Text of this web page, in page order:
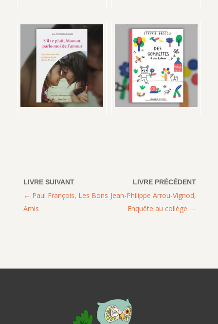
Jean-Philippe Arrou-Vignod,
Enquête au collège
Paul François, Les Bons
Amis